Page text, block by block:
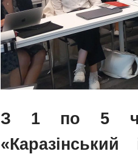
З 1 по 5